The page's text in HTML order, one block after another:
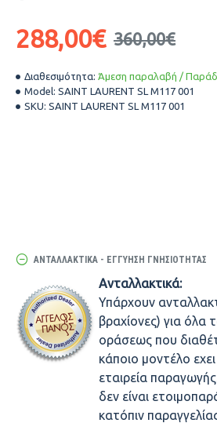
Διαθεσιμότητα: Άμεση παραλαβή /
Model: SAINT LAURENT SL M117 001
SKU: SAINT LAURENT SL M117 001
288,00€ 360,00€
ΑΝΤΑΛΛΑΚΤΙΚΆ - ΕΓΓΎΗΣΗ ΓΝΗΣΙΌΤΗΤΑΣ
Ανταλλακτικά:
Υπάρχουν
βραχίονες) για όλα
οράσεως που
κάποιο μοντέλο
εταιρεία
δεν είναι
κατόπιν